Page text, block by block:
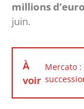
millions
juin.
À
voir
Mercato :